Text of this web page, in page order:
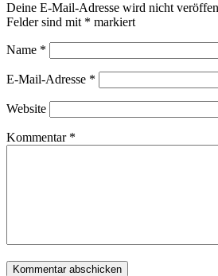
Deine E-Mail-Adresse wird nicht
Felder sind mit * markiert
Name *
E-Mail-Adresse *
Website
Kommentar *